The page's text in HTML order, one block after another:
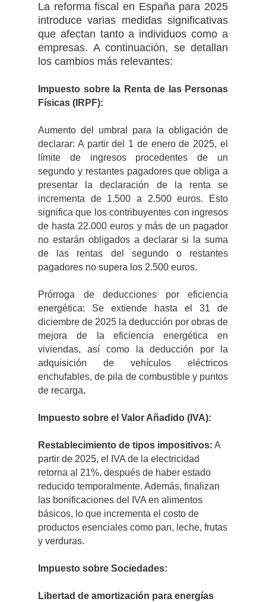
La reforma fiscal en España para 2025
introduce varias medidas significativas
que afectan tanto a individuos como a
empresas. A continuación, se detallan
los cambios más relevantes:
Impuesto sobre la Renta de las Personas
Físicas (IRPF):
Aumento del umbral para la obligación de
declarar: A partir del 1 de enero de 2025, el
límite de ingresos procedentes de un
segundo y restantes pagadores que obliga a
presentar la declaración de la renta se
incrementa de 1.500 a 2.500 euros. Esto
significa que los contribuyentes con ingresos
de hasta 22.000 euros y más de un pagador
no estarán obligados a declarar si la suma
de las rentas del segundo o restantes
pagadores no supera los 2.500 euros.
Prórroga de deducciones por eficiencia
energética: Se extiende hasta el 31 de
diciembre de 2025 la deducción por obras de
mejora de la eficiencia energética en
viviendas, así como la deducción por la
adquisición de vehículos eléctricos
enchufables, de pila de combustible y puntos
de recarga.
Impuesto sobre el Valor Añadido (IVA):
Restablecimiento de tipos impositivos: A
partir de 2025, el IVA de la electricidad
retorna al 21%, después de haber estado
reducido temporalmente. Además, finalizan
las bonificaciones del IVA en alimentos
básicos, lo que incrementa el costo de
productos esenciales como pan, leche, frutas
y verduras.
Impuesto sobre Sociedades:
Libertad de amortización para energías